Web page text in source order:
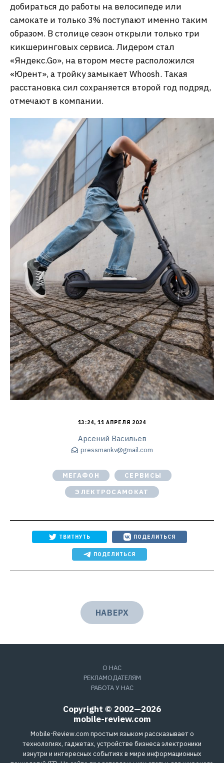
добираться до работы на велосипеде или
самокате и только 3% поступают именно таким
образом. В столице сезон открыли только три
кикшеринговых сервиса. Лидером стал
«Яндекс.Go», на втором месте расположился
«Юрент», а тройку замыкает Whoosh. Такая
расстановка сил сохраняется второй год подряд,
отмечают в компании.
13:24, 11 АПРЕЛЯ 2024
Арсений Васильев
pressmankv@gmail.com
МЕГАФОН
СЕРВИСЫ
ЭЛЕКТРОСАМОКАТ
ТВИТНУТЬ ПОДЕЛИТЬСЯ
ПОДЕЛИТЬСЯ
НАВЕРХ
О НАС
РЕКЛАМОДАТЕЛЯМ
РАБОТА У НАС
Copyright © 2002—2026
mobile-review.com
Mobile-Review.com простым языком рассказывает о
технологиях, гаджетах, устройстве бизнеса электроники
изнутри и интересных событиях в мире информационных